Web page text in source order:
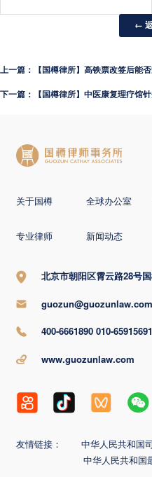
←
上一篇：【国樽律所】高铁票改签后能
下一篇：【国樽律所】中医康复理疗馆
关于国樽 全球办公室
专业律师 新闻动态
北京市朝阳区霄云路28号
guozun@guozunlaw.com
400-6661890 010-65915691
www.guozunlaw.com
友情链接： 中华人民共和国
中华人民共和国